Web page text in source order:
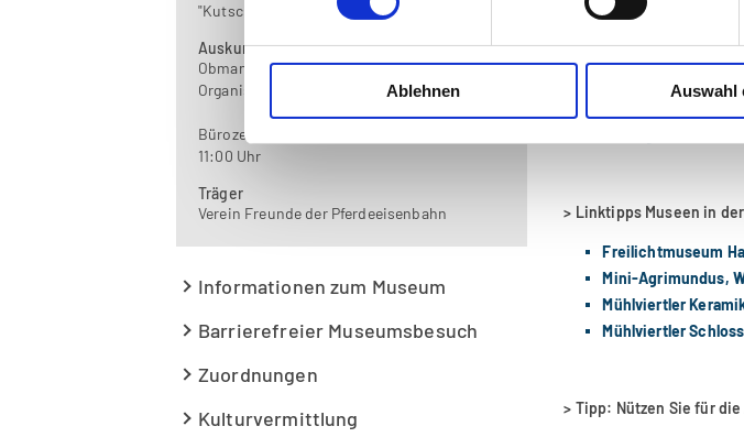
Ablehnen Auswahl
"Kutscherküsschens" im Wert von 1,50
Auskunft
Obmann: Friedrich Stockinger
Organisation: Bettina Preinfalk
Bürozeiten: Dienstag, Donnerstag 9:00 -
11:00 Uhr
Träger
Verein Freunde der Pferdeeisenbahn
Informationen zum Museum
Barrierefreier Museumsbesuch
Zuordnungen
Kulturvermittlung
forum oö
> Linktipps Museen in
Freilichtmuseum
Mini-Agrimundus,
Mühlviertler
Mühlviertler
> Tipp: Nützen Sie für